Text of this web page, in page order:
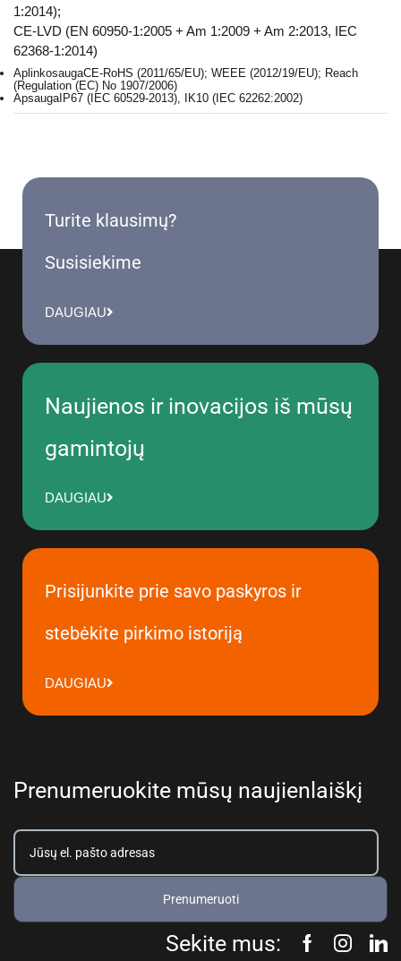
1:2014);
CE-LVD (EN 60950-1:2005 + Am 1:2009 + Am 2:2013, IEC
62368-1:2014)
AplinkosaugaCE-RoHS (2011/65/EU); WEEE (2012/19/EU); Reach
(Regulation (EC) No 1907/2006)
ApsaugaIP67 (IEC 60529-2013), IK10 (IEC 62262:2002)
Turite klausimų?
Susisiekime
DAUGIAU
Naujienos ir inovacijos iš mūsų
gamintojų
DAUGIAU
Prisijunkite prie savo paskyros ir
stebėkite pirkimo istoriją
DAUGIAU
Prenumeruokite mūsų naujienlaiškį
Prenumeruoti
Sekite mus: